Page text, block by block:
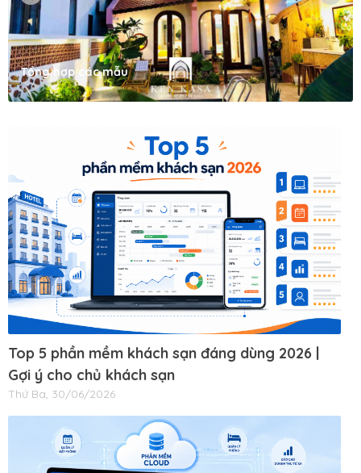
Tổng hợp các mẫu
Top 5 phần mềm khách sạn đáng dùng 2026 |
Gợi ý cho chủ khách sạn
Thứ Ba, 30/06/2026